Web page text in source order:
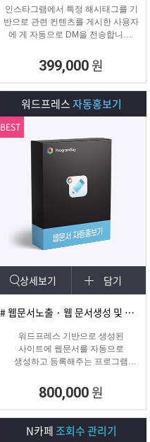
인스타그램에서 특정 해시태그를 기
반으로 관련 컨텐츠를 게시한 사용자
에 게 자동으로 DM을 전송합니다.
수 등 특정 타겟의 인스타그래머에게
DM을 발송하여 관심을 끌 수 있습니
다.
399,000 원
워드프레스자동홍보기
상세보기 담기
# 웹문서노출 · 웹 문서생성 및 등록
워드프레스 기반으로 생성된
사이트에 웹문서를 자동으로
생성하고 등록해주는 프로그램
800,000 원
BEST
N카페조회수 관리기